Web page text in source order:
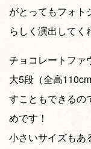
がとってもフォト
らしく演出してく
チョコレートファ
大5段（全高
すこともできるの
めです！
小さいサイズもあ